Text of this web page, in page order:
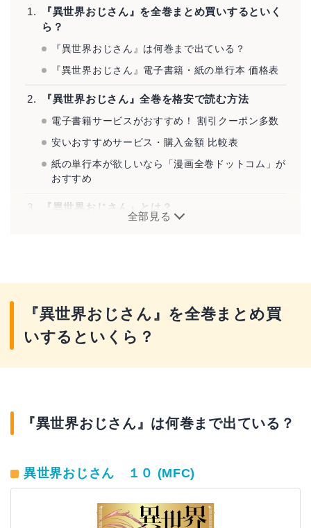
『異世界おじさん』を全巻まとめ買いするといく
ら？
『異世界おじさん』は何巻まで出ている？
『異世界おじさん』電子書籍・紙の単行本 価格表
『異世界おじさん』全巻を格安で読む方法
電子書籍サービスがおすすめ！ 割引クーポン多数
安いおすすめサービス・購入金額 比較表
紙の単行本が欲しいなら「漫画全巻ドットコム」が
おすすめ
『異世界おじさん』とは？
全部見る
『異世界おじさん』を全巻まとめ買
いするといくら？
『異世界おじさん』は何巻まで出ている？
異世界おじさん １０ (MFC)